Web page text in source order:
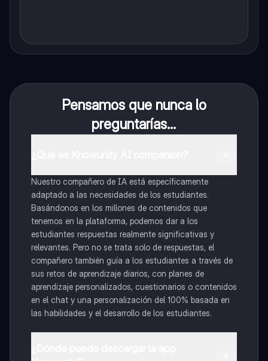
Pensamos que nunca lo
preguntarías...
Nuestro compañero de IA está específicamente
adaptado a las necesidades de los estudiantes.
Basándonos en los millones de contenidos que
tenemos en la plataforma, podemos dar a los
estudiantes respuestas realmente significativas y
relevantes. Pero no se trata solo de respuestas, el
compañero también guía a los estudiantes a través de
sus retos de aprendizaje diarios, con planes de
aprendizaje personalizados, cuestionarios o contenidos
en el chat y una personalización del 100% basada en
las habilidades y el desarrollo de los estudiantes.